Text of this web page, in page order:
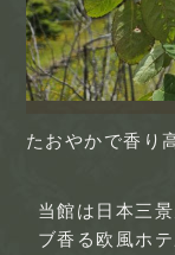
たおやかで香り
当館は日本三
ブ香る欧風ホテ